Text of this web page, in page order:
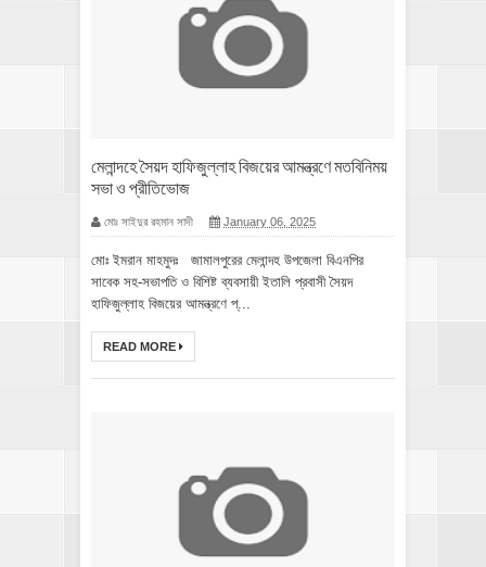
মেলান্দহে সৈয়দ হাফিজুল্লাহ বিজয়ের আমন্ত্রণে মতবিনিময়
সভা ও প্রীতিভোজ
মোঃ সাইদুর রহমান সাদী January 06, 2025
মোঃ ইমরান মাহমুদঃ জামালপুরের মেলান্দহ উপজেলা বিএনপির
সাবেক সহ-সভাপতি ও বিশিষ্ট ব্যবসায়ী ইতালি প্রবাসী সৈয়দ
হাফিজুল্লাহ বিজয়ের আমন্ত্রণে প্...
READ MORE